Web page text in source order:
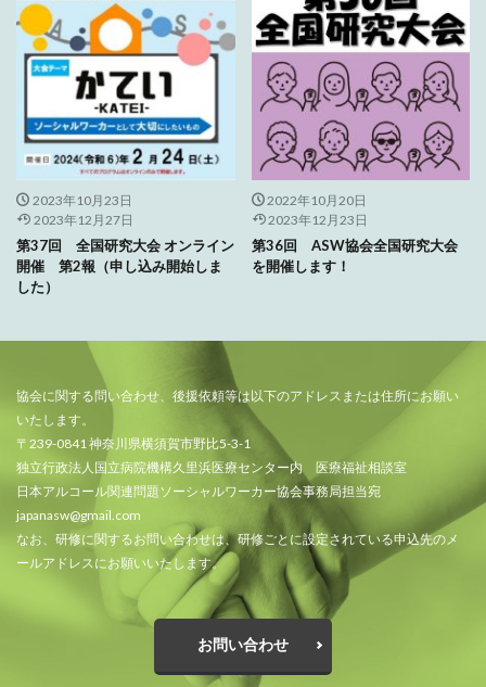
2023年10月23日
2023年12月27日
第37回 全国研究大会 オンライン
開催 第2報（申し込み開始しま
した）
2022年10月20日
2023年12月23日
第36回 ASW協会全国研究大会
を開催します！
協会に関する問い合わせ、後援依頼等は以下のアドレスまたは住所にお願い
いたします。
〒239-0841 神奈川県横須賀市野比5-3-1
独立行政法人国立病院機構久里浜医療センター内 医療福祉相談室
日本アルコール関連問題ソーシャルワーカー協会事務局担当宛
japanasw@gmail.com
なお、研修に関するお問い合わせは、研修ごとに設定されている申込先のメ
ールアドレスにお願いいたします。
お問い合わせ